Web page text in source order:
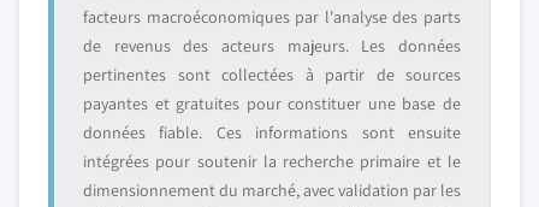
facteurs macroéconomiques par l'analyse des parts
de revenus des acteurs majeurs. Les données
pertinentes sont collectées à partir de sources
payantes et gratuites pour constituer une base de
données fiable. Ces informations sont ensuite
intégrées pour soutenir la recherche primaire et le
dimensionnement du marché, avec validation par les